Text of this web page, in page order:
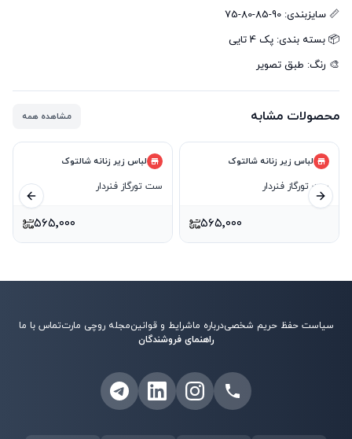
🎨 رنگ: طبق تصویر
محصولات مشابه مشاهده همه
لباس زیر زنانه شالتوک
ست تورگاز فنردار
۵۶۵٬۰۰۰
لباس زیر زنانه شالتوک
ست تورگاز فنردار
۵۶۵٬۰۰۰
اسلاید قبلی بعدی
سیاست حفظ حریم شخصیدرباره ماشرایط و قوانینمجله روچی مارتتماس با ما
راهنمای فروشندگان